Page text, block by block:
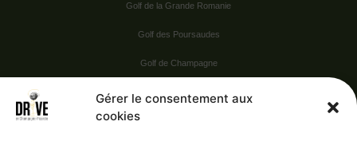
Gérer le consentement aux
cookies
Golf de la Grande Romanie
Golf des Poursaudes
Golf de Champagne